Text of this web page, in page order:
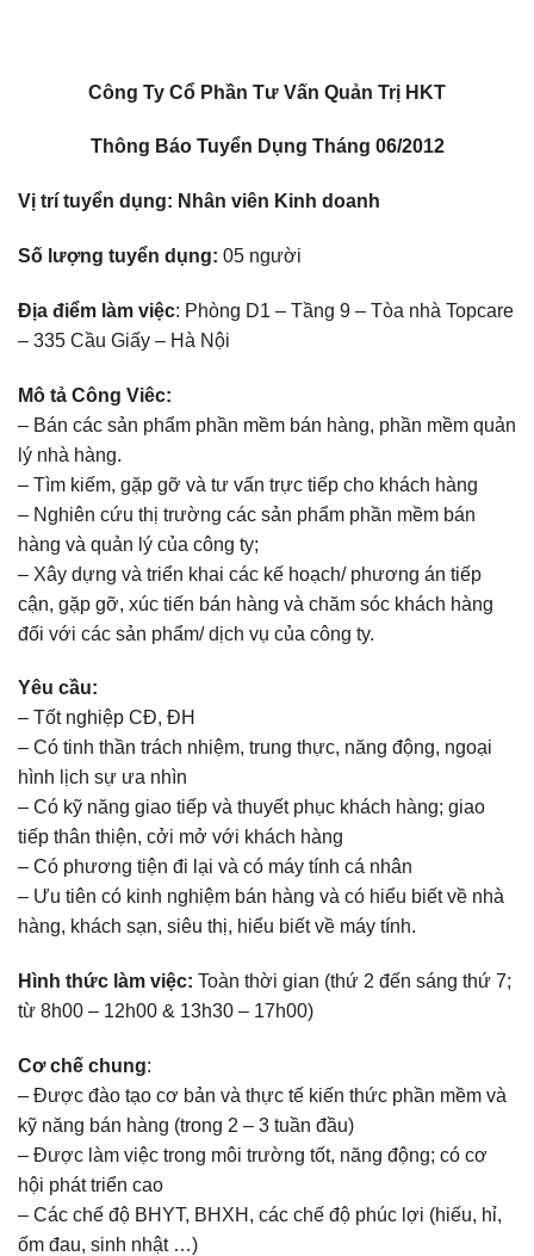
Công Ty Cổ Phần Tư Vấn Quản Trị HKT
Thông Báo Tuyển Dụng Tháng 06/2012
Vị trí tuyển dụng: Nhân viên Kinh doanh
Số lượng tuyển dụng: 05 người
Địa điểm làm việc: Phòng D1 – Tầng 9 – Tòa nhà Topcare
– 335 Cầu Giấy – Hà Nội
Mô tả Công Viêc:
– Bán các sản phẩm phần mềm bán hàng, phần mềm quản
lý nhà hàng.
– Tìm kiếm, gặp gỡ và tư vấn trực tiếp cho khách hàng
– Nghiên cứu thị trường các sản phẩm phần mềm bán
hàng và quản lý của công ty;
– Xây dựng và triển khai các kế hoạch/ phương án tiếp
cận, gặp gỡ, xúc tiến bán hàng và chăm sóc khách hàng
đối với các sản phẩm/ dịch vụ của công ty.
Yêu cầu:
– Tốt nghiệp CĐ, ĐH
– Có tinh thần trách nhiệm, trung thực, năng động, ngoại
hình lịch sự ưa nhìn
– Có kỹ năng giao tiếp và thuyết phục khách hàng; giao
tiếp thân thiện, cởi mở với khách hàng
– Có phương tiện đi lại và có máy tính cá nhân
– Ưu tiên có kinh nghiệm bán hàng và có hiểu biết về nhà
hàng, khách sạn, siêu thị, hiểu biết về máy tính.
Hình thức làm việc: Toàn thời gian (thứ 2 đến sáng thứ 7;
từ 8h00 – 12h00 & 13h30 – 17h00)
Cơ chế chung:
– Được đào tạo cơ bản và thực tế kiến thức phần mềm và
kỹ năng bán hàng (trong 2 – 3 tuần đầu)
– Được làm việc trong môi trường tốt, năng động; có cơ
hội phát triển cao
– Các chế độ BHYT, BHXH, các chế độ phúc lợi (hiếu, hỉ,
ốm đau, sinh nhật …)